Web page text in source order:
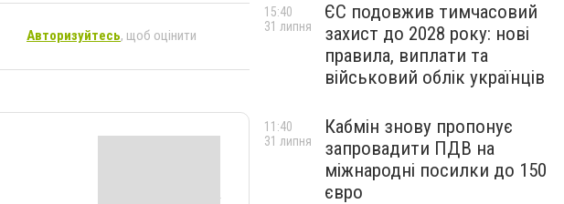
Авторизуйтесь, щоб оцінити
ЄС подовжив тимчасовий
захист до 2028 року: нові
правила, виплати та
військовий облік українців
15:40
31 липня
Кабмін знову пропонує
запровадити ПДВ на
міжнародні посилки до 150
євро
11:40
31 липня